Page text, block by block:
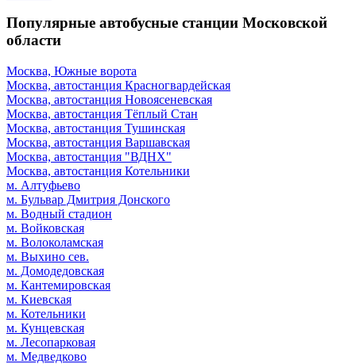
Популярные автобусные станции Московской
области
Москва, Южные ворота
Москва, автостанция Красногвардейская
Москва, автостанция Новоясеневская
Москва, автостанция Тёплый Стан
Москва, автостанция Тушинская
Москва, автостанция Варшавская
Москва, автостанция "ВДНХ"
Москва, автостанция Котельники
м. Алтуфьево
м. Бульвар Дмитрия Донского
м. Водный стадион
м. Войковская
м. Волоколамская
м. Выхино сев.
м. Домодедовская
м. Кантемировская
м. Киевская
м. Котельники
м. Кунцевская
м. Лесопарковая
м. Медведково